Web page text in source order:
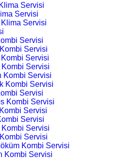
Servisi
Servisi
Servisi
Servisi
Servisi
Servisi
Servisi
Kombi Servisi
Kombi Servisi
Servisi
Kombi Servisi
Servisi
Servisi
Kombi Servisi
Servisi
Kombi Servisi
Kombi Servisi